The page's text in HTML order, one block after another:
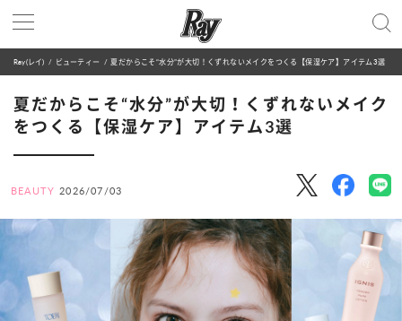
Ray(レイ) ビューティー 夏だからこそ“水分”が大切！くずれないメイクをつくる【保湿ケア】アイテム3選
夏だからこそ“水分”が大切！くずれないメイク
をつくる【保湿ケア】アイテム3選
BEAUTY 2026/07/03